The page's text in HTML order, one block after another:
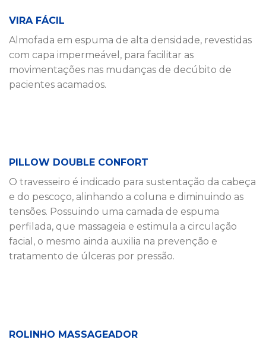
VIRA FÁCIL
Almofada em espuma de alta densidade, revestidas
com capa impermeável, para facilitar as
movimentações nas mudanças de decúbito de
pacientes acamados.
PILLOW DOUBLE CONFORT
O travesseiro é indicado para sustentação da cabeça
e do pescoço, alinhando a coluna e diminuindo as
tensões. Possuindo uma camada de espuma
perfilada, que massageia e estimula a circulação
facial, o mesmo ainda auxilia na prevenção e
tratamento de úlceras por pressão.
ROLINHO MASSAGEADOR